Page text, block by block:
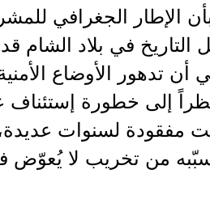
بأن الإطار الجغرافي
التاريخ في بلاد الشام
تدهور الأوضاع
إلى خطورة إستئناف
مفقودة لسنوات
من تخريب لا يُعوّض في